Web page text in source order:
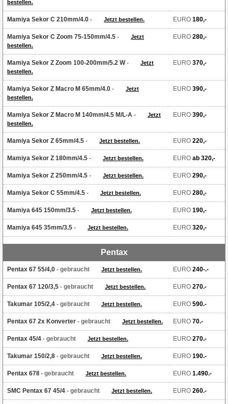
bestellen.
Mamiya Sekor C 210mm/4.0 - Jetzt bestellen. EURO 180,-
Mamiya Sekor C Zoom 75-150mm/4.5 -
Jetzt
bestellen.
EURO 280,-
Mamiya Sekor Z Zoom 100-200mm/5.2 W-
Jetzt
bestellen.
EURO 370,-
Mamiya Sekor Z Macro M 65mm/4.0 -
Jetzt
bestellen.
EURO 390,-
Mamiya Sekor Z Macro M 140mm/4.5 M/L-A -
Jetzt
bestellen.
EURO 390,-
Mamiya Sekor Z 65mm/4.5 - Jetzt bestellen. EURO 220,-
Mamiya Sekor Z 180mm/4.5 - Jetzt bestellen. EURO ab 320,-
Mamiya Sekor Z 250mm/4.5 - Jetzt bestellen. EURO 290,-
Mamiya Sekor C 55mm/4.5 - Jetzt bestellen. EURO 280,-
Mamiya 645 150mm/3.5 - Jetzt bestellen. EURO 190,-
Mamiya 645 35mm/3.5 - Jetzt bestellen. EURO 320,-
Pentax
Pentax 67 55/4,0 - gebraucht Jetzt bestellen. EURO 240-.-
Pentax 67 120/3,5 - gebraucht Jetzt bestellen. EURO 270.-
Takumar 105/2,4 - gebraucht Jetzt bestellen. EURO 590.-
Pentax 67 2x Konverter - gebraucht Jetzt bestellen. EURO 70.-
Pentax 45/4 - gebraucht Jetzt bestellen. EURO 270.-
Takumar 150/2,8 - gebraucht Jetzt bestellen. EURO 190.-
Pentax 67II - gebraucht Jetzt bestellen. EURO 1.490.-
SMC Pentax 67 45/4 - gebraucht Jetzt bestellen. EURO 260.-